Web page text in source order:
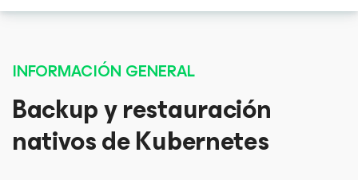
INFORMACIÓN GENERAL
Backup y restauración
nativos de Kubernetes